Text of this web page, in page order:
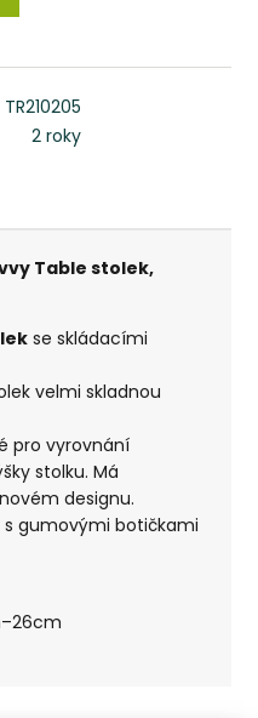
TR210205
2 roky
Table stolek,
se skládacími
velmi skladnou
pro vyrovnání
stolku. Má
designu.
gumovými botičkami